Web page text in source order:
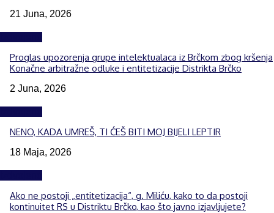
21 Juna, 2026
Proglas upozorenja grupe intelektualaca iz Brčkom zbog kršenja
Konačne arbitražne odluke i entitetizacije Distrikta Brčko
2 Juna, 2026
NENO, KADA UMREŠ, TI ĆEŠ BITI MOJ BIJELI LEPTIR
18 Maja, 2026
Ako ne postoji „entitetizacija“, g. Miliću, kako to da postoji
kontinuitet RS u Distriktu Brčko, kao što javno izjavljujete?